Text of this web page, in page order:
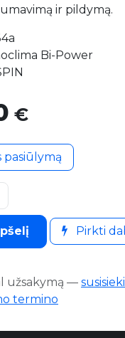
ir pildymą.
Bi-Power
€
pasiūlymą
Pirkti
užsakymą —
termino